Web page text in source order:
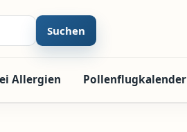
Suchen
Allergien Pollenflugkalender